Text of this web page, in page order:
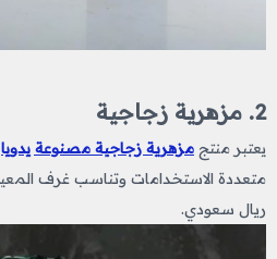
2. مزهرية زجاجية
يعتبر منتج مزهرية زجاجية مصنوعة يدويا
ريال سعودي.